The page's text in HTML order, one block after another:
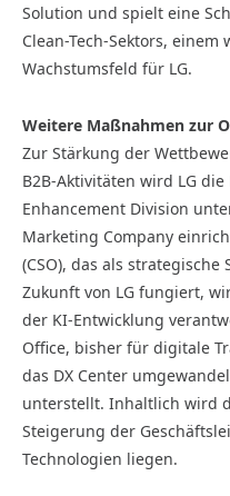
Solution und spielt eine
Clean-Tech-Sektors,
Wachstumsfeld für LG.
Weitere Maßnahmen zur
Zur Stärkung der
B2B-Aktivitäten wird LG
Enhancement Division
Marketing Company
(CSO), das als
Zukunft von LG fungiert,
der KI-Entwicklung
Office, bisher für digitale
das DX Center
unterstellt. Inhaltlich wird
Steigerung der
Technologien liegen.